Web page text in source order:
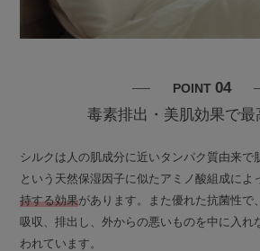
POINT 04
毒素排出・美肌効果で最
シルクは人の肌成分に近いタンパク質由来で
という天然保湿因子に似たアミノ酸組成によ
持する効果があります。また優れた抗菌性で
吸収、排出し、外からの悪いものを中に入れ
われています。